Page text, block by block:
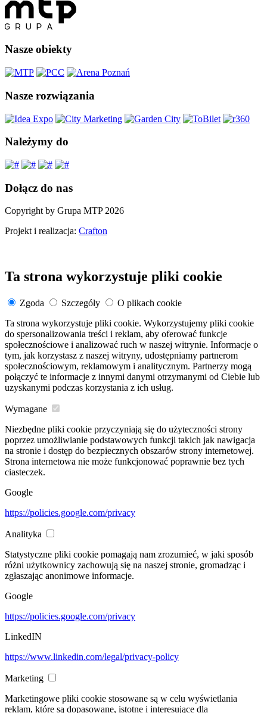
Nasze obiekty
Nasze rozwiązania
Należymy do
Dołącz do nas
Copyright by Grupa MTP 2026
Projekt i realizacja: Crafton
Ta strona wykorzystuje pliki cookie
Zgoda Szczegóły
O plikach cookie
Ta strona wykorzystuje pliki cookie. Wykorzystujemy pliki cookie
do spersonalizowania treści i reklam, aby oferować funkcje
społecznościowe i analizować ruch w naszej witrynie. Informacje o
tym, jak korzystasz z naszej witryny, udostępniamy partnerom
społecznościowym, reklamowym i analitycznym. Partnerzy mogą
połączyć te informacje z innymi danymi otrzymanymi od Ciebie lub
uzyskanymi podczas korzystania z ich usług.
Wymagane
Niezbędne pliki cookie przyczyniają się do użyteczności strony
poprzez umożliwianie podstawowych funkcji takich jak nawigacja
na stronie i dostęp do bezpiecznych obszarów strony internetowej.
Strona internetowa nie może funkcjonować poprawnie bez tych
ciasteczek.
Google
https://policies.google.com/privacy
Analityka
Statystyczne pliki cookie pomagają nam zrozumieć, w jaki sposób
różni użytkownicy zachowują się na naszej stronie, gromadząc i
zgłaszając anonimowe informacje.
Google
https://policies.google.com/privacy
LinkedIN
https://www.linkedin.com/legal/privacy-policy
Marketing
Marketingowe pliki cookie stosowane są w celu wyświetlania
reklam, które są dopasowane, istotne i interesujące dla